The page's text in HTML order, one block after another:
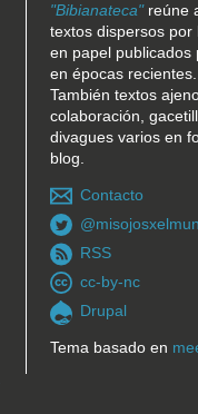
"Bibianateca"reúne
textos dispersos por
en papel publicados
en épocas recientes.
También textos
colaboración,
divagues varios en
blog.
Contacto
RSS
cc-by-nc
Drupal
Tema basado en